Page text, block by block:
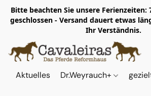
Bitte beachten Sie unsere Ferienzeiten:
geschlossen - Versand dauert etwas
Ihr Verständnis.
Aktuelles Dr.Weyrauch+